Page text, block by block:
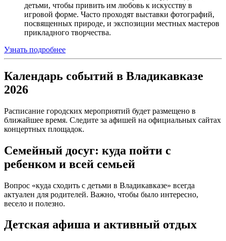
детьми, чтобы привить им любовь к искусству в
игровой форме. Часто проходят выставки фотографий,
посвященных природе, и экспозиции местных мастеров
прикладного творчества.
Узнать подробнее
Календарь событий в Владикавказе
2026
Расписание городских мероприятий будет размещено в
ближайшее время. Следите за афишей на официальных сайтах
концертных площадок.
Семейный досуг: куда пойти с
ребенком и всей семьей
Вопрос «куда сходить с детьми в Владикавказе» всегда
актуален для родителей. Важно, чтобы было интересно,
весело и полезно.
Детская афиша и активный отдых